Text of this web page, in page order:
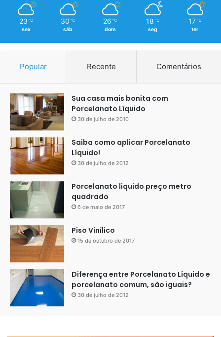
23 ℃
sex
30 ℃
sáb
26 ℃
dom
18 ℃
seg
17 ℃
ter
Popular Recente Comentários
Sua casa mais bonita com
Porcelanato Líquido
30 de julho de 2010
Saiba como aplicar Porcelanato
Líquido!
30 de julho de 2012
Porcelanato liquido preço metro
quadrado
6 de maio de 2017
Piso Vinílico
15 de outubro de 2017
Diferença entre Porcelanato Líquido e
porcelanato comum, são iguais?
30 de julho de 2012